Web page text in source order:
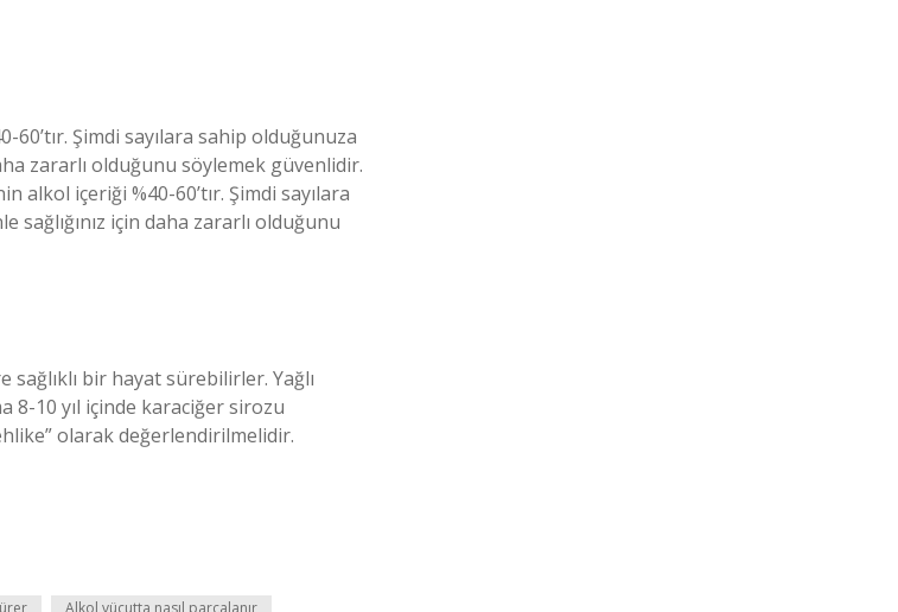
Şimdi sayılara sahip olduğunuza
zararlı olduğunu söylemek güvenlidir.
alkol içeriği %40-60’tır. Şimdi sayılara
için daha zararlı olduğunu
bir hayat sürebilirler. Yağlı
8-10 yıl içinde karaciğer sirozu
olarak değerlendirilmelidir.
Alkol vücutta nasıl parçalanır